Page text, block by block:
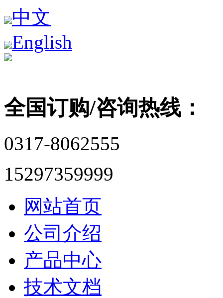
中文
English
全国订购/咨询热线：
0317-8062555
15297359999
网站首页
公司介绍
产品中心
技术文档